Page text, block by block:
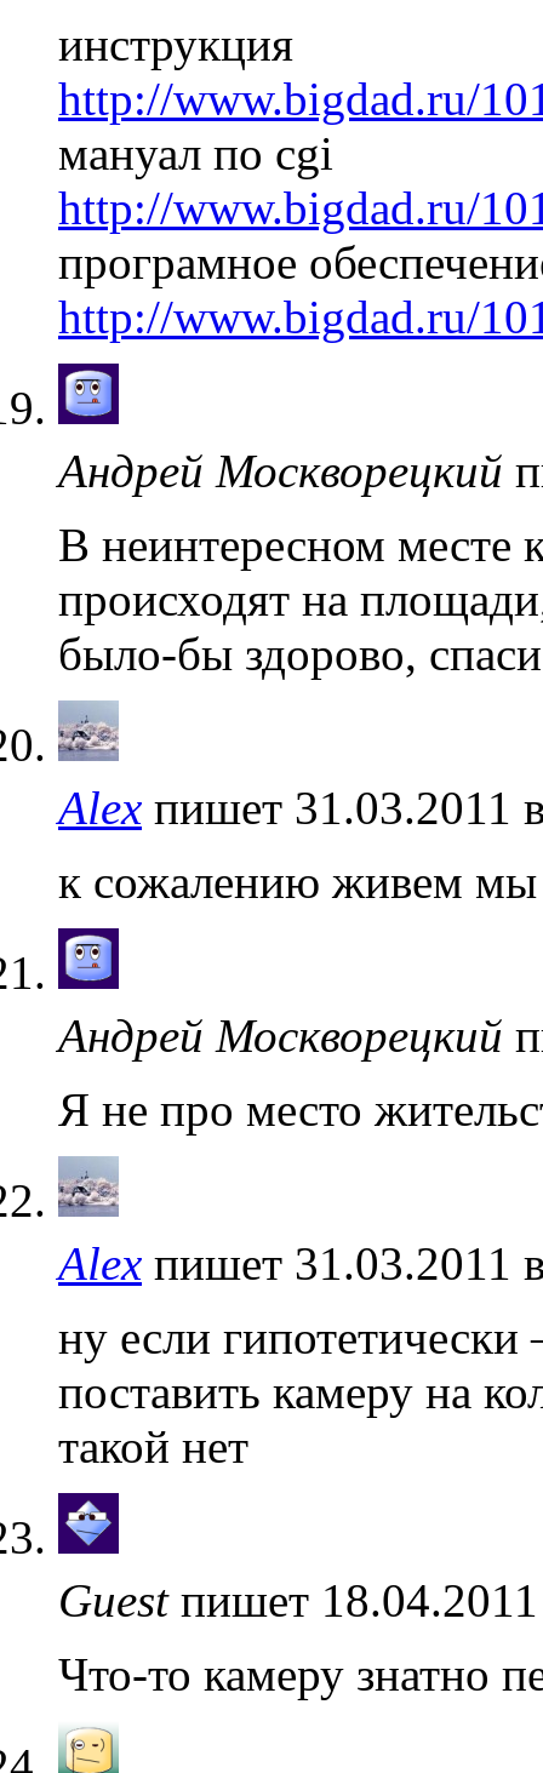
инструкция
http://www.bigdad.ru/
мануал по cgi
http://www.bigdad.ru/
програмное
http://www.bigdad.ru/
Андрей Москворецкий
В неинтересном месте
происходят на
было-бы здорово,
Alex пишет 31.03.2011
к сожалению живем
Андрей Москворецкий
Я не про место
Alex пишет 31.03.2011
ну если
поставить камеру на
такой нет
Guestпишет
Что-то камеру знатно